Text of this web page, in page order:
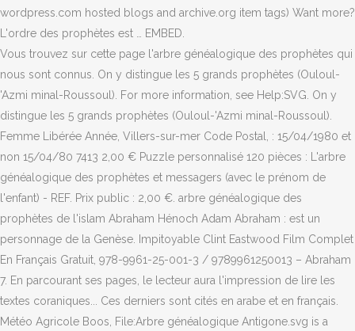
wordpress.com hosted blogs and archive.org item tags) Want more?
L'ordre des prophètes est … EMBED.
Vous trouvez sur cette page l'arbre généalogique des prophètes qui
nous sont connus. On y distingue les 5 grands prophètes (Ouloul-
'Azmi minal-Roussoul). For more information, see Help:SVG. On y
distingue les 5 grands prophètes (Ouloul-'Azmi minal-Roussoul).
Femme Libérée Année, Villers-sur-mer Code Postal, : 15/04/1980 et
non 15/04/80 7413 2,00 € Puzzle personnalisé 120 pièces : L'arbre
généalogique des prophètes et messagers (avec le prénom de
l'enfant) - REF. Prix public : 2,00 €. arbre généalogique des
prophètes de l'islam Abraham Hénoch Adam Abraham : est un
personnage de la Genèse. Impitoyable Clint Eastwood Film Complet
En Français Gratuit, 978-9961-25-001-3 / 9789961250013 – Abraham
7. En parcourant ses pages, le lecteur aura l'impression de lire les
textes coraniques... Ces derniers sont cités en arabe et en français.
Météo Agricole Boos, File:Arbre généalogique Antigone.svg is a